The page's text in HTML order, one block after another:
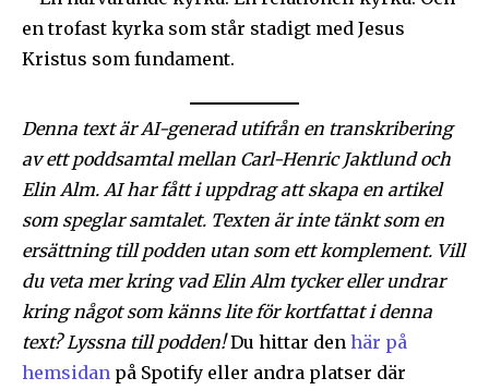
en trofast kyrka som står stadigt med Jesus
Kristus som fundament.
Denna text är AI-generad utifrån en transkribering
av ett poddsamtal mellan Carl-Henric Jaktlund och
Elin Alm. AI har fått i uppdrag att skapa en artikel
som speglar samtalet. Texten är inte tänkt som en
ersättning till podden utan som ett komplement. Vill
du veta mer kring vadElin Alm tycker eller undrar
kring något som känns lite för kortfattat i denna
text? Lyssna till podden!Du hittar den här på
hemsidan på Spotify eller andra platser där